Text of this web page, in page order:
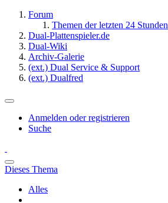
Forum
Themen der letzten 24 Stunden
Dual-Plattenspieler.de
Dual-Wiki
Archiv-Galerie
(ext.) Dual Service & Support
(ext.) Dualfred
Anmelden oder registrieren
Suche
Dieses Thema
Alles